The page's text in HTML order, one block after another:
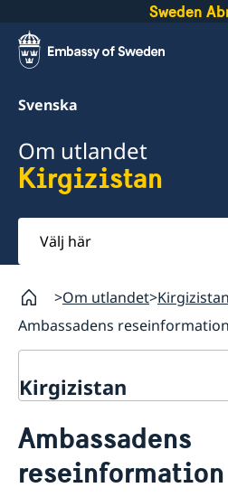
Sweden
Svenska
Om utlandet
Kirgizistan
Välj
här
Om utlandet Kirgizistan
Ambassadens reseinformation
Kirgizistan
Hjälp till svenskar i
Rösta i Kirgizistan
Pass utomlands
Reseinformation
Ambassadens
reseinformation